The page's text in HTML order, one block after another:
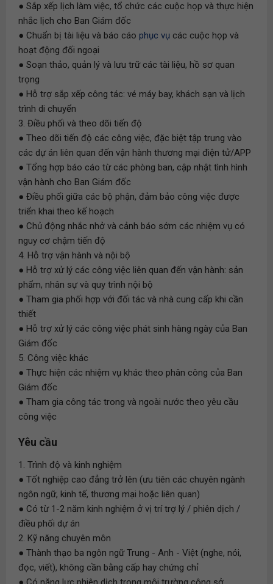
● Sắp xếp lịch làm việc, tổ chức các cuộc họp và thực hiện
nhắc lịch cho Ban Giám đốc
● Chuẩn bị tài liệu và báo cáo phục vụ các cuộc họp và
hoạt động đối ngoại
● Soạn thảo, quản lý và lưu trữ các tài liệu, hồ sơ quan
trọng
● Hỗ trợ sắp xếp công tác: vé máy bay, khách sạn và lịch
trình di chuyển
3. Điều phối và theo dõi tiến độ
● Theo dõi tiến độ các công việc, đặc biệt tập trung vào
các dự án liên quan đến vận hành thương mại điện tử/APP
● Tổng hợp báo cáo từ các phòng ban, cập nhật tình hình
vận hành cho Ban Giám đốc
● Điều phối giữa các bộ phận, đảm bảo công việc được
triển khai theo kế hoạch
● Chủ động nhắc nhở và cảnh báo sớm các nhiệm vụ có
nguy cơ chậm tiến độ
4. Hỗ trợ vận hành và nội bộ
● Hỗ trợ xử lý các công việc liên quan đến vận hành: sản
phẩm, nhân sự và quy trình nội bộ
● Tham gia phối hợp với đối tác và nhà cung cấp khi cần
thiết
● Hỗ trợ xử lý các công việc phát sinh hàng ngày của Ban
Giám đốc
5. Công việc khác
● Thực hiện các nhiệm vụ khác theo phân công của Ban
Giám đốc
● Tham gia công tác trong và ngoài nước theo yêu cầu
công việc
Yêu cầu
1. Trình độ và kinh nghiệm
● Tốt nghiệp cao đẳng trở lên (ưu tiên các chuyên ngành
ngôn ngữ, kinh tế, thương mại hoặc liên quan)
● Có từ 1-2 năm kinh nghiệm ở vị trí trợ lý / phiên dịch /
điều phối dự án
2. Kỹ năng chuyên môn
● Thành thạo ba ngôn ngữ Trung - Anh - Việt (nghe, nói,
đọc, viết), không cần bằng cấp hay chứng chỉ